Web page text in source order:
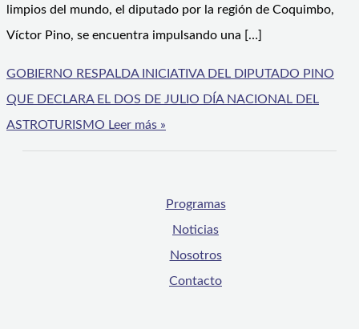
limpios del mundo, el diputado por la región de Coquimbo,
Víctor Pino, se encuentra impulsando una […]
GOBIERNO RESPALDA INICIATIVA DEL DIPUTADO PINO
QUE DECLARA EL DOS DE JULIO DÍA NACIONAL DEL
ASTROTURISMO Leer más »
Programas
Noticias
Nosotros
Contacto